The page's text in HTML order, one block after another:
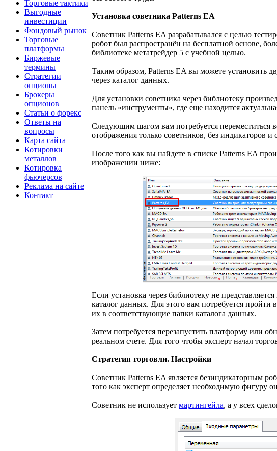
Торговые тактики
Выгодные
инвестиции
Фондовый рынок
Торговые
платформы
Биржевые
термины
Стратегии
опционы
Брокеры
опционов
Статьи о форекс
Ответы на
вопросы
Карта сайта
Котировки
металлов
Котировка
фьючерсов
Реклама на сайте
Контакт
Установка советника Patterns EA
Советник Patterns EA разрабатывался с целью
робот был распространён на бесплатной основе,
библиотеке метатрейдер 5 с учебной целью.
Таким образом, Patterns EA вы можете установить
через каталог данных.
Для установки советника через библиотеку
панель «инструменты», где еще находится
Следующим шагом вам потребуется переместиться
отображения только советников, без индикаторов и
После того как вы найдете в списке Patterns EA
изображении ниже:
Если установка через библиотеку не
каталог данных. Для этого вам потребуется пройти
их в соответствующие папки каталога данных.
Затем потребуется перезапустить платформу или
реальном счете. Для того чтобы эксперт начал
Стратегия торговли. Настройки
Советник Patterns EA является безиндикаторным
того как эксперт определяет необходимую фигуру
Советник не использует мартингейла, а у всех